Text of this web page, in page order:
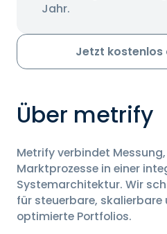
Jahr.
Jetzt
Über metrify
Metrify verbindet
Marktprozesse in einer
Systemarchitektur. Wir
für steuerbare,
optimierte Portfolios.